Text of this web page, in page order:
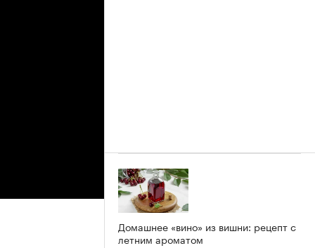
Домашнее «вино» из вишни: рецепт с
летним ароматом